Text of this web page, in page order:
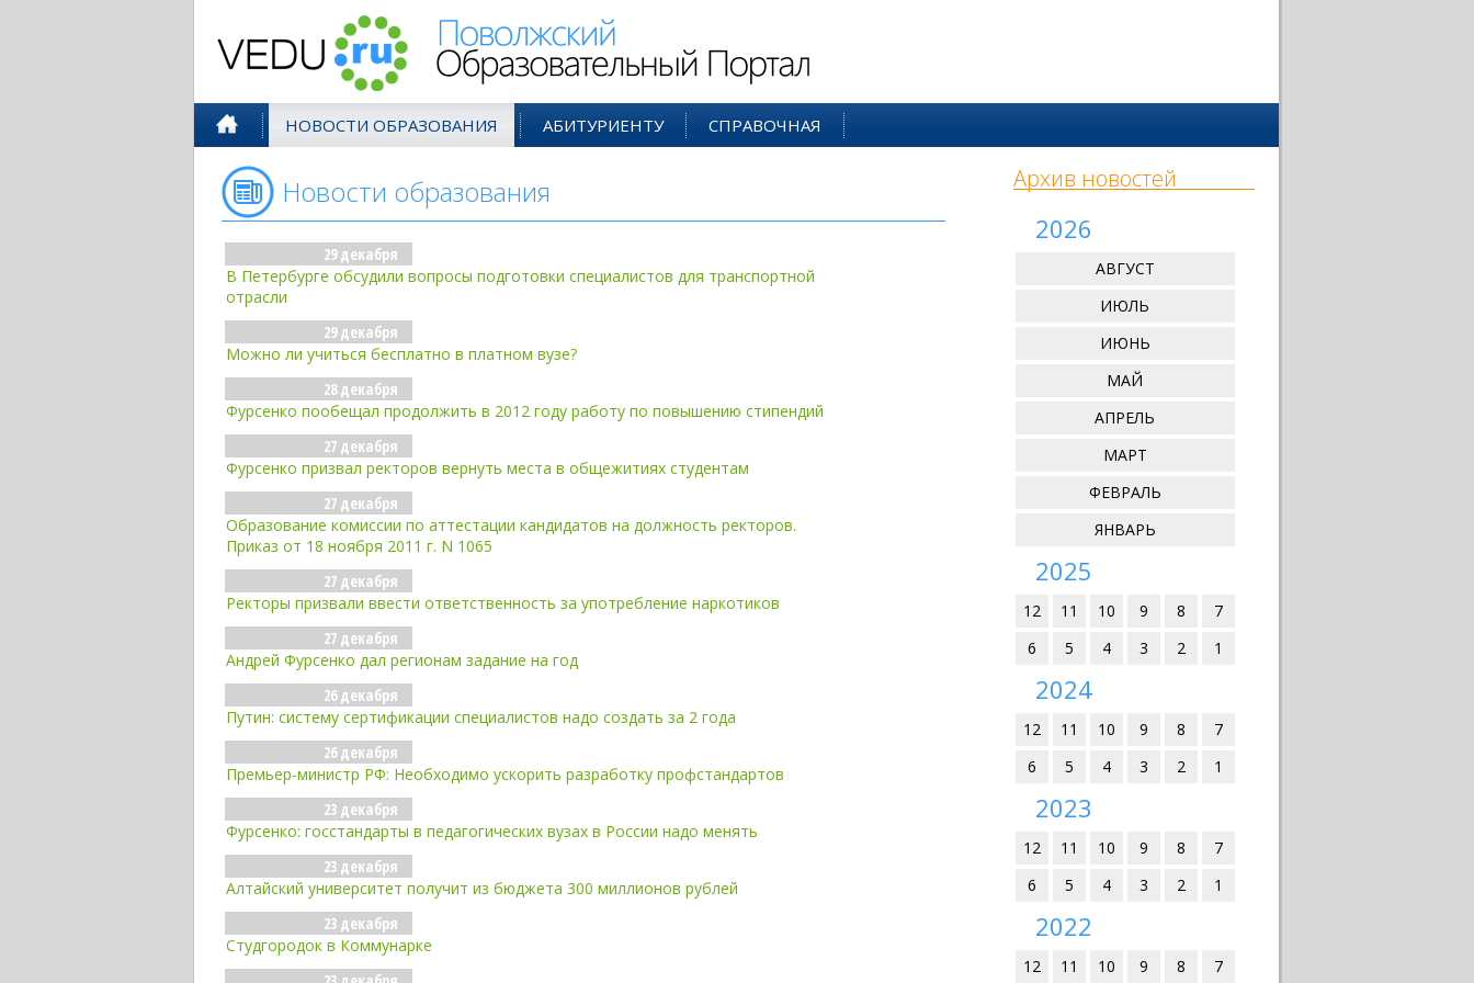
НОВОСТИ ОБРАЗОВАНИЯ АБИТУРИЕНТУ СПРАВОЧНАЯ
Новости образования
29 декабря
В Петербурге обсудили вопросы подготовки специалистов для транспортной
отрасли
29 декабря
Можно ли учиться бесплатно в платном вузе?
28 декабря
Фурсенко пообещал продолжить в 2012 году работу по повышению стипендий
27 декабря
Фурсенко призвал ректоров вернуть места в общежитиях студентам
27 декабря
Образование комиссии по аттестации кандидатов на должность ректоров.
Приказ от 18 ноября 2011 г. N 1065
27 декабря
Ректоры призвали ввести ответственность за употребление наркотиков
27 декабря
Андрей Фурсенко дал регионам задание на год
26 декабря
Путин: систему сертификации специалистов надо создать за 2 года
26 декабря
Премьер-министр РФ: Необходимо ускорить разработку профстандартов
23 декабря
Фурсенко: госстандарты в педагогических вузах в России надо менять
23 декабря
Алтайский университет получит из бюджета 300 миллионов рублей
23 декабря
Студгородок в Коммунарке
Архив новостей
2026
АВГУСТ
ИЮЛЬ
ИЮНЬ
МАЙ
АПРЕЛЬ
МАРТ
ФЕВРАЛЬ
ЯНВАРЬ
2025
12 11 10 9 8
7
6
5 4 3 2 1
2024
12 11 10 9 8
7
6
5 4 3 2 1
2023
12 11 10 9 8
7
6
5 4 3 2 1
2022
12 11 10 9 8 7